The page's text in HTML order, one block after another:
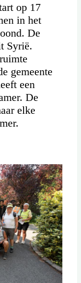
op 17
in het
De
Syrië.
gemeente
een
De
elke